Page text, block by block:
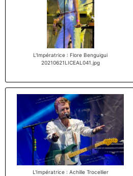
L'Impératrice : Flore Benguigui
20210621LICEAL041.jpg
L'Impératrice : Achille Trocellier